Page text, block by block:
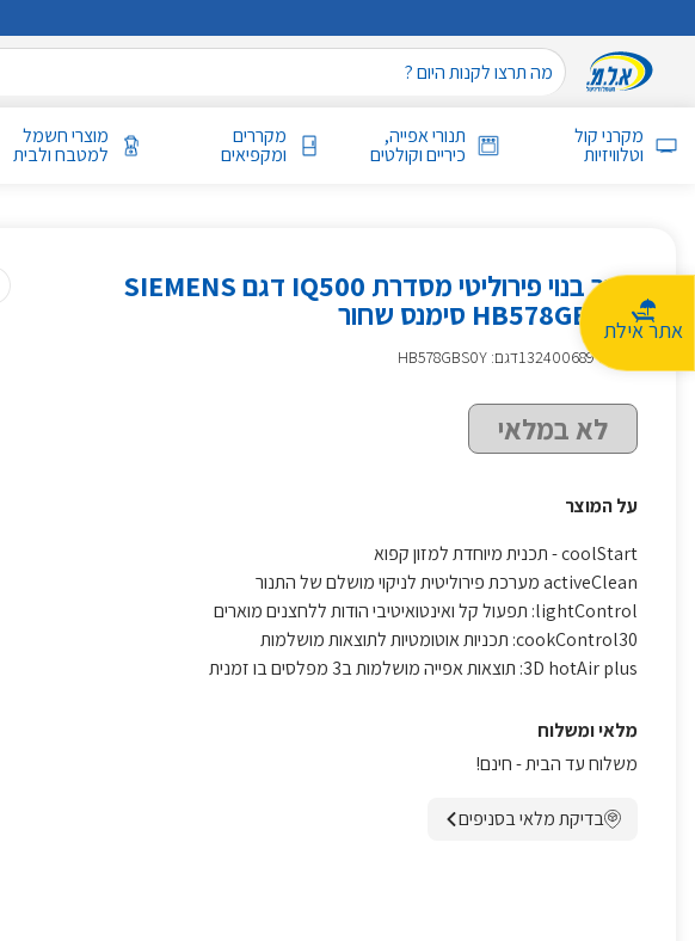
אתר אילת
מקרני קול
וטלוויזיות
תנורי אפייה,
כיריים וקולטים
מקררים
ומקפיאים
מוצרי חשמל
למטבח ולבית
תנור בנוי פירוליטי מסדרת IQ500 דגם SIEMENS
HB578GBS0Y סימנס שחור
:
132400689דגם: HB578GBS0Y
לא במלאי
על המוצר
coolStart - תכנית מיוחדת למזון קפוא
activeClean מערכת פירוליטית לניקוי מושלם של התנור
lightControl: תפעול קל ואינטואיטיבי הודות ללחצנים מוארים
cookControl30: תכניות אוטומטיות לתוצאות מושלמות
3D hotAir plus: תוצאות אפייה מושלמות ב3 מפלסים בו זמנית
מלאי ומשלוח
משלוח עד הבית - חינם!
בדיקת מלאי בסניפים